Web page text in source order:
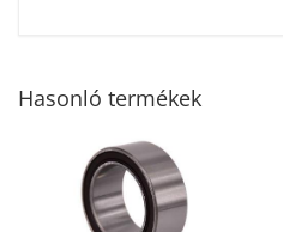
Hasonló termékek